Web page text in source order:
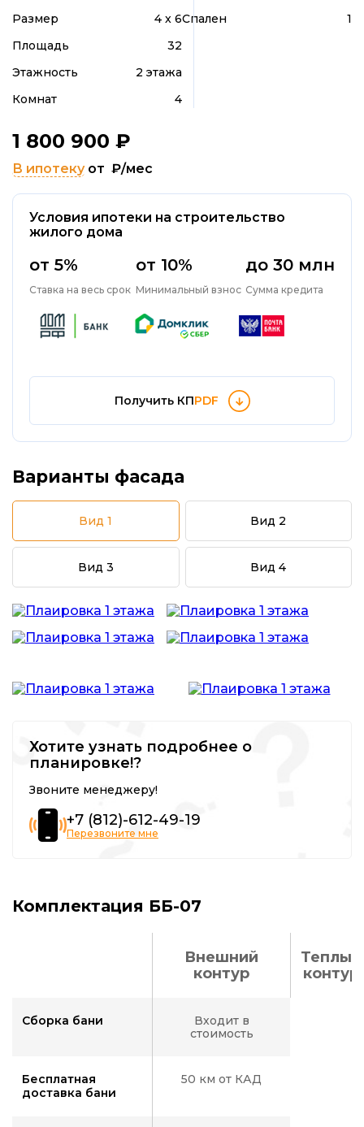
Размер
4 x 6
Площадь
32
Этажность
2 этажа
Комнат
4
Спален
1
1 800 900 ₽
В ипотекуот ₽/мес
Условия ипотеки на строительство
жилого дома
от 5%
Ставка на весь срок
от 10%
Минимальный взнос
до 30 млн
Сумма кредита
Получить КПPDF
Варианты фасада
Вид 1 Вид 2
Вид 3 Вид 4
Хотите узнать подробнее о
планировке!?
Звоните менеджеру!
+7 (812)-612-49-19
Перезвоните мне
Комплектация ББ-07
Внешний
контур
Теплый
контур
Сборка бани
Входит в
стоимость
Бесплатная
доставка бани
50 км от КАД